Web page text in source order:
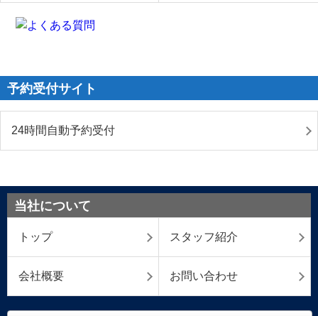
予約受付サイト
24時間自動予約受付
当社について
トップ スタッフ紹介
会社概要 お問い合わせ